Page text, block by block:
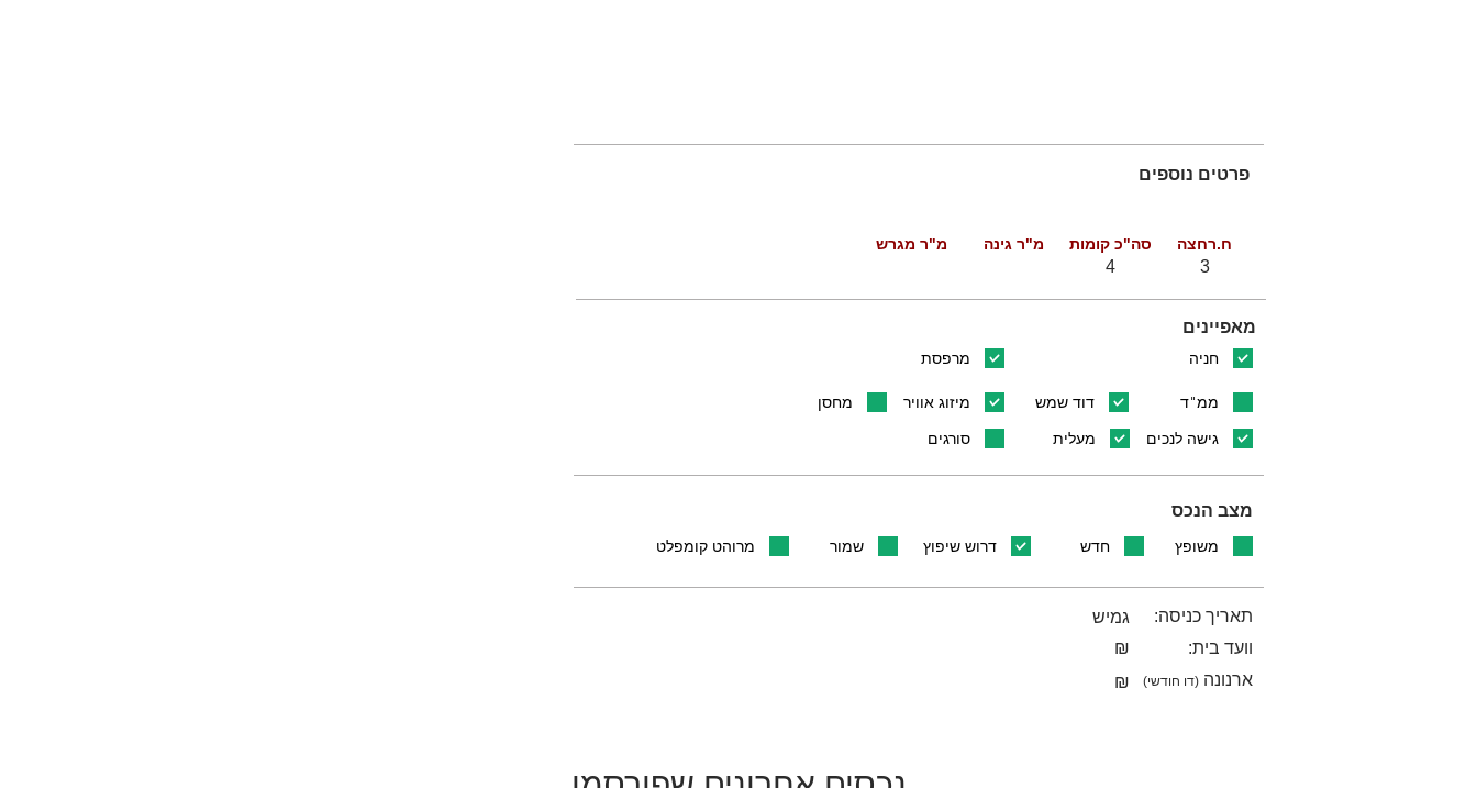
פרטים נוספים
מ"ר מגרש מ"ר גינה סה"כ קומות ח.רחצה
4 3
מאפיינים
מרפסת חניה
מחסן מיזוג אוויר דוד שמש
ממ"ד
סורגים
מעלית גישה לנכים
מצב הנכס
מרוהט קומפלט שמור דרוש שיפוץ חדש משופץ
גמיש
תאריך כניסה:
₪
וועד בית:
₪
ארנונה (דו חודשי)